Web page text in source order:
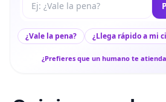
¿Vale la pena? ¿Llega rápido a mi
¿Prefieres que un humano te